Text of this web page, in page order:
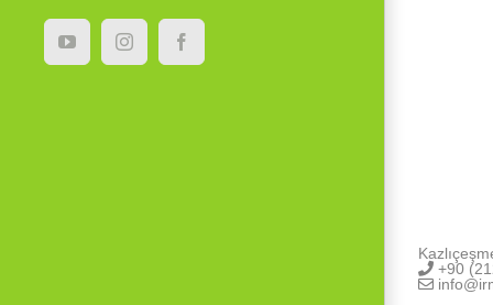
YouTubeInstagramFacebook
+90